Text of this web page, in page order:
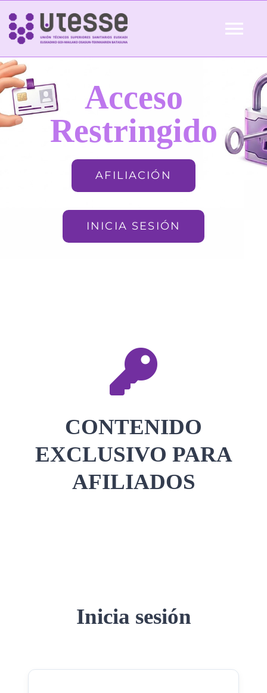
Skip
content
Inicio
QUIÉNES SOMOS Acceso
Restringido
AFILIACIÓN
INICIA SESIÓN
CONTENIDO
EXCLUSIVO PARA
AFILIADOS
Inicia sesión